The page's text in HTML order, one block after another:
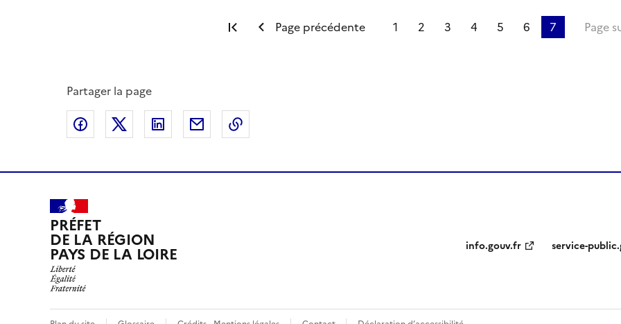
Première page
Page précédente 1 2 3 4 5 6 7 Page
Partager la page
Partager sur Facebook
Partager sur XPartager sur LinkedIn
Partager par email
PRÉFET
DE LA RÉGION
PAYS DE LA LOIRE info.gouv.fr service-